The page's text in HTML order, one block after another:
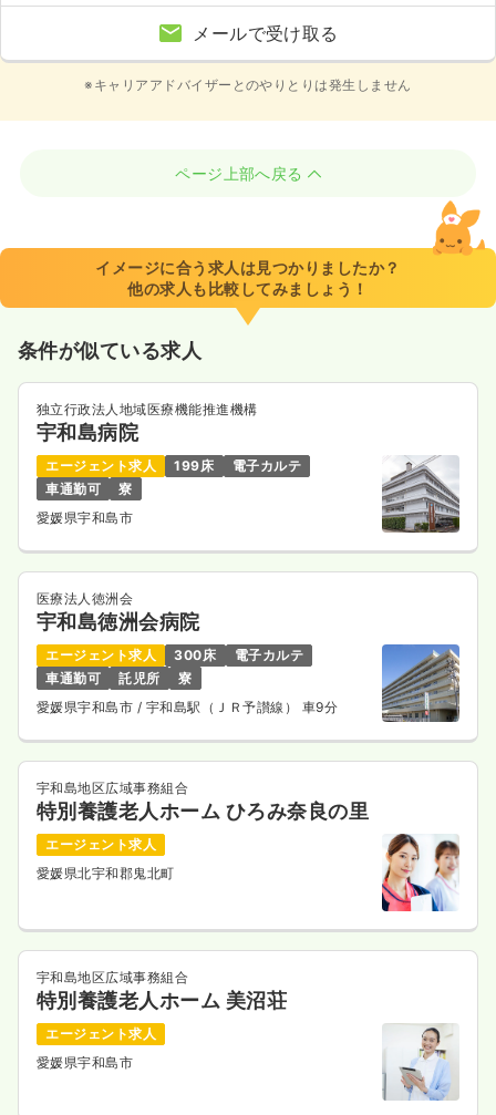
メールで受け取る
※キャリアアドバイザーとのやりとりは発生しません
ページ上部へ戻る
イメージに合う求人は見つかりましたか？
他の求人も比較してみましょう！
条件が似ている求人
独立行政法人地域医療機能推進機構
宇和島病院
エージェント求人 199床
電子カルテ
車通勤可
寮
愛媛県宇和島市
医療法人徳洲会
宇和島徳洲会病院
エージェント求人 300床
電子カルテ
車通勤可
託児所
寮
愛媛県宇和島市 / 宇和島駅（ＪＲ予讃線） 車9分
宇和島地区広域事務組合
特別養護老人ホーム ひろみ奈良の里
エージェント求人
愛媛県北宇和郡鬼北町
宇和島地区広域事務組合
特別養護老人ホーム 美沼荘
エージェント求人
愛媛県宇和島市